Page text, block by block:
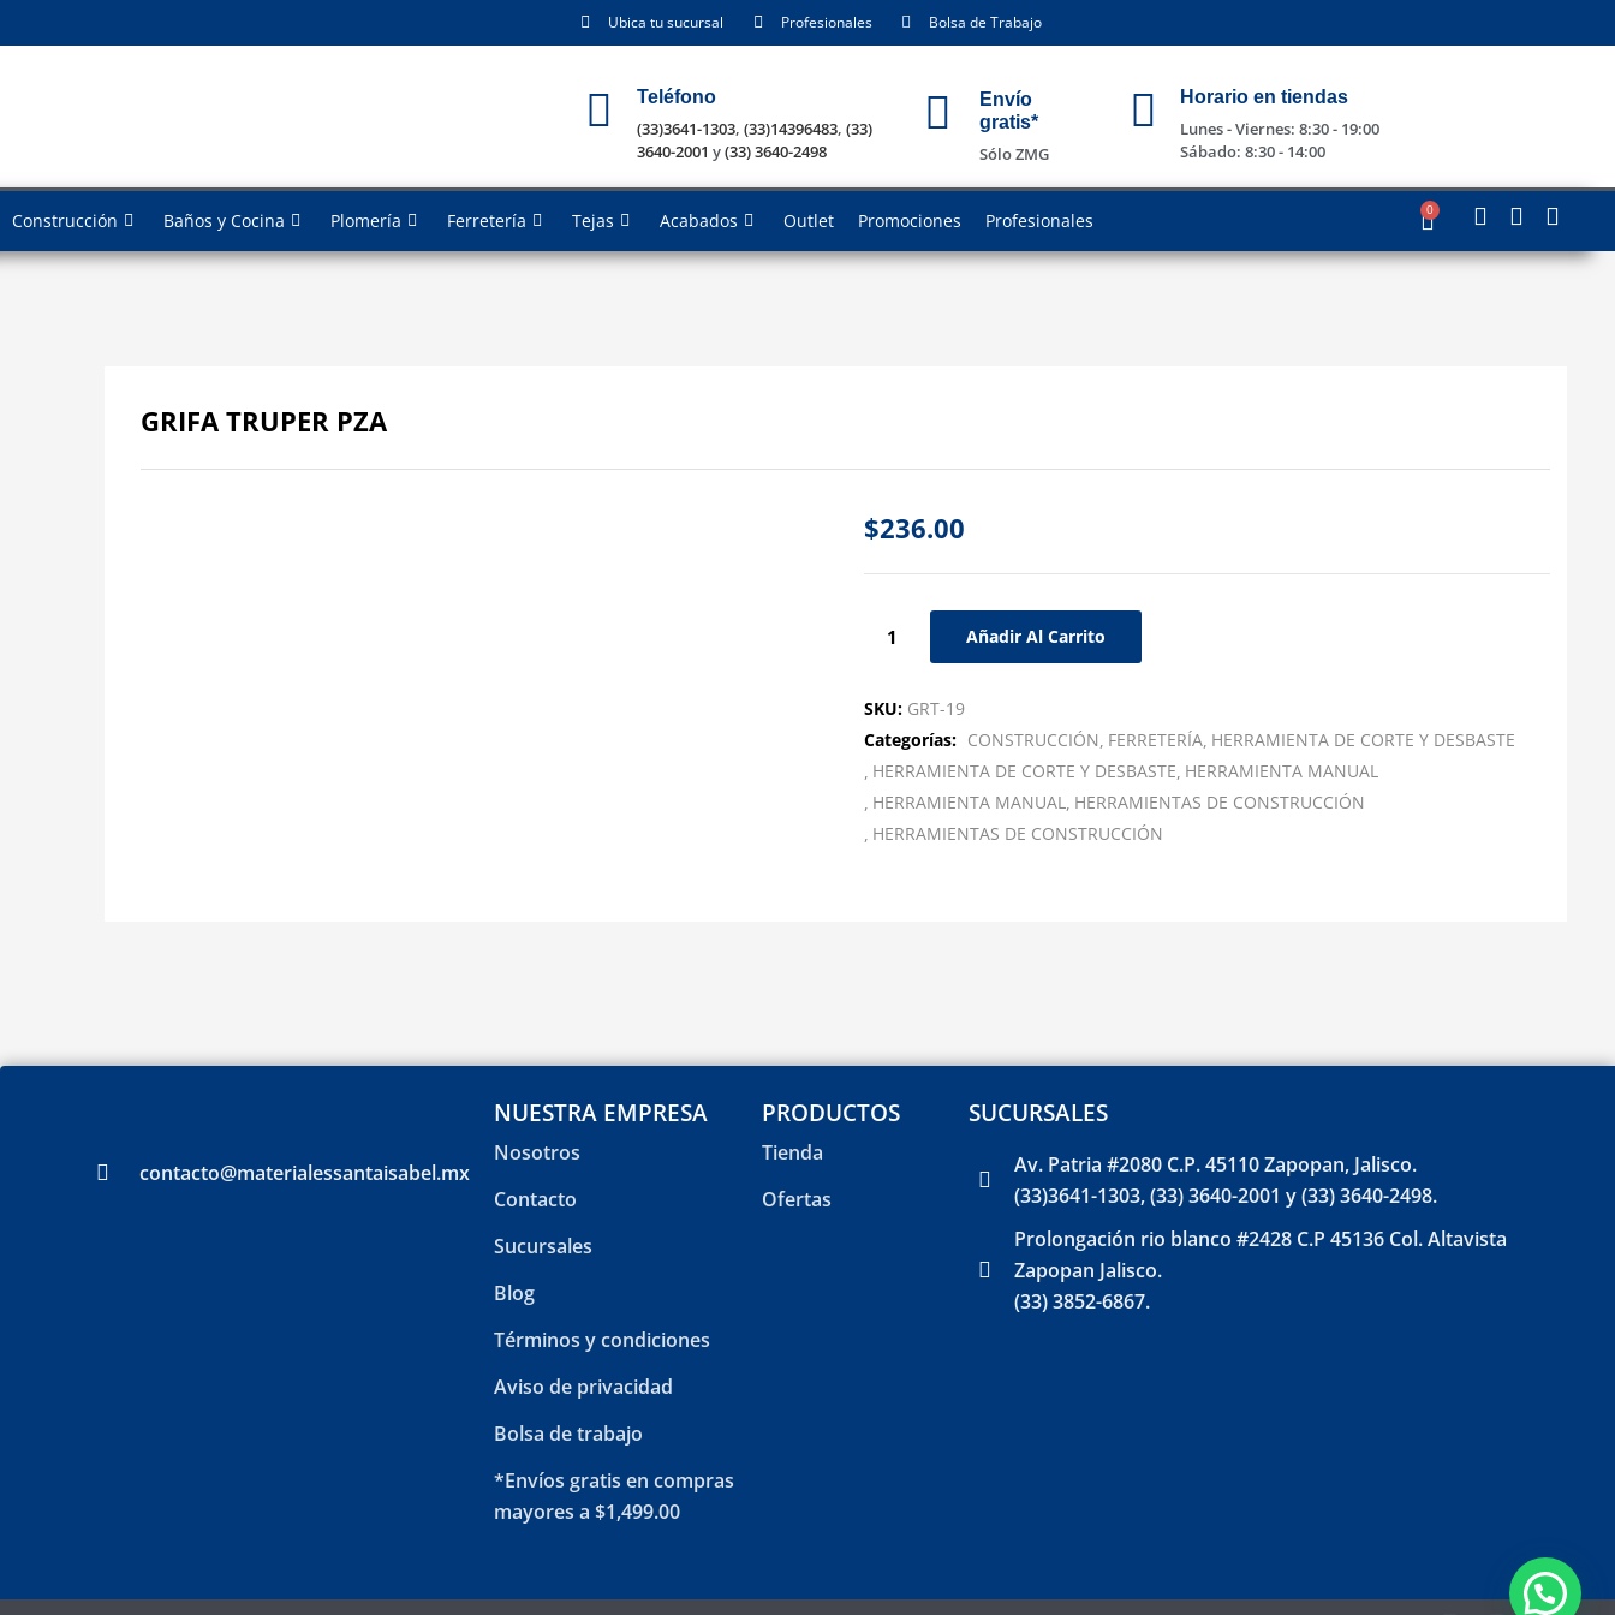
Ubica tu sucursal Profesionales Bolsa de Trabajo
Teléfono
(33)3641-1303, (33)14396483, (33)
3640-2001 y(33) 3640-2498
Envío
gratis*
Sólo ZMG
Horario en tiendas
Lunes - Viernes: 8:30 - 19:00
Sábado: 8:30 - 14:00
Construcción Baños y Cocina Plomería Ferretería Tejas Acabados Outlet Promociones Profesionales 0
GRIFA TRUPER PZA
$236.00
Añadir Al Carrito
SKU: GRT-19
Categorías: CONSTRUCCIÓN FERRETERÍA HERRAMIENTA DE CORTE Y DESBASTE
HERRAMIENTA DE CORTE Y DESBASTE HERRAMIENTA MANUAL
HERRAMIENTA MANUAL HERRAMIENTAS DE CONSTRUCCIÓN
HERRAMIENTAS DE CONSTRUCCIÓN
contacto@materialessantaisabel.mx
NUESTRA EMPRESA
Nosotros
Contacto
Sucursales
Blog
Términos y condiciones
Aviso de privacidad
Bolsa de trabajo
*Envíos gratis en compras
mayores a $1,499.00
PRODUCTOS
Tienda
Ofertas
SUCURSALES
Av. Patria #2080 C.P. 45110 Zapopan, Jalisco.
(33)3641-1303, (33) 3640-2001 y (33) 3640-2498.
Prolongación rio blanco #2428 C.P 45136 Col. Altavista
Zapopan Jalisco.
(33) 3852-6867.